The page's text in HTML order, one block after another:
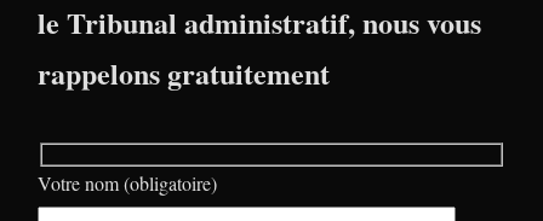
le Tribunal administratif, nous vous
rappelons gratuitement
Votre nom (obligatoire)